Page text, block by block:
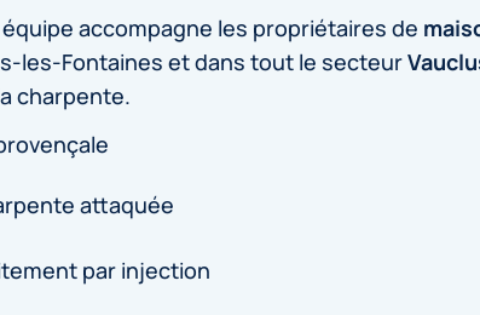
accompagne les propriétaires de
les-Fontaines et dans tout le secteur
charpente.
attaquée
par injection